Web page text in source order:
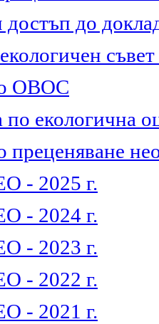
достъп до
ОВОС
екологична
преценяване
- 2025 г.
- 2024 г.
- 2023 г.
- 2022 г.
- 2021 г.